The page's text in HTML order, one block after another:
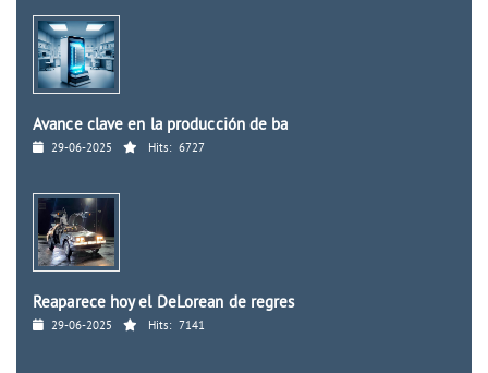
Avance clave en la producción de ba
29-06-2025 Hits: 6727
Reaparece hoy el DeLorean de regres
29-06-2025 Hits: 7141